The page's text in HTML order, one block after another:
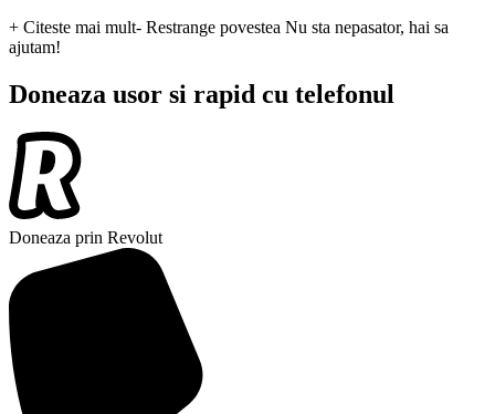
+ Citeste mai mult- Restrange povestea Nu sta nepasator, hai sa
ajutam!
Doneaza usor si rapid cu telefonul
Doneaza prin Revolut